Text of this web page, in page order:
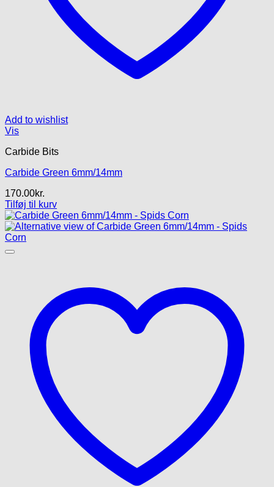
Add to wishlist
Vis
Carbide Bits
Carbide Green 6mm/14mm
170.00kr.
Tilføj til kurv